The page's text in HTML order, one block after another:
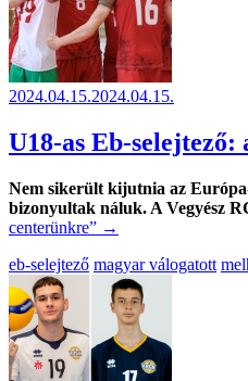
2024.04.15.2024.04.15.
U18-as Eb-
Nem sikerült kijutnia az
bizonyultak náluk. A Vegyész
centerünkre” →
eb-selejtező magyar válogatott